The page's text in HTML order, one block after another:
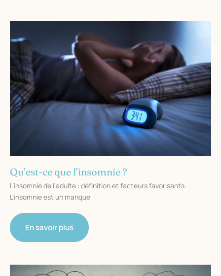
l’anorexie
Qu’est-ce que l’insomnie ?
L’insomnie de l’adulte : définition et facteurs favorisants
L’insomnie est un manque
Qu’est-
l’insomnie
En savoir plus